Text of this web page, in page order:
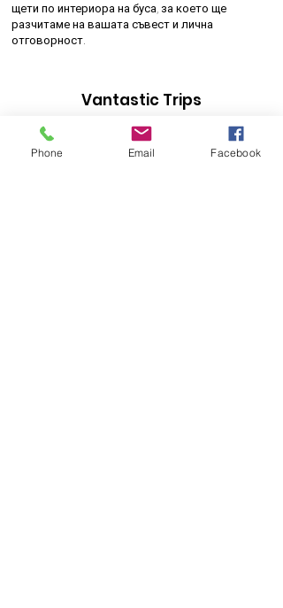
щети по интериора на буса, за което ще
разчитаме на вашата съвест и лична
отговорност.
Vantastic Trips
Бусове под наем
Phone Email Facebook